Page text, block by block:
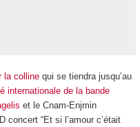
la colline qui se tiendra jusqu’au
internationale de la bande
et le Cnam-Enjmin
concert “Et si l’amour c’était